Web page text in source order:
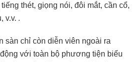
thét, giọng nói, đôi mắt, cần cổ,
v.v. .
sàn chỉ còn diễn viên ngoài ra
với toàn bộ phương tiện biểu